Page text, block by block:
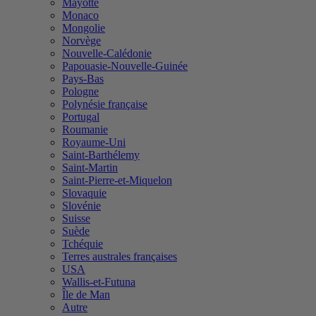
Mayotte
Monaco
Mongolie
Norvège
Nouvelle-Calédonie
Papouasie-Nouvelle-Guinée
Pays-Bas
Pologne
Polynésie française
Portugal
Roumanie
Royaume-Uni
Saint-Barthélemy
Saint-Martin
Saint-Pierre-et-Miquelon
Slovaquie
Slovénie
Suisse
Suède
Tchéquie
Terres australes françaises
USA
Wallis-et-Futuna
Île de Man
Autre